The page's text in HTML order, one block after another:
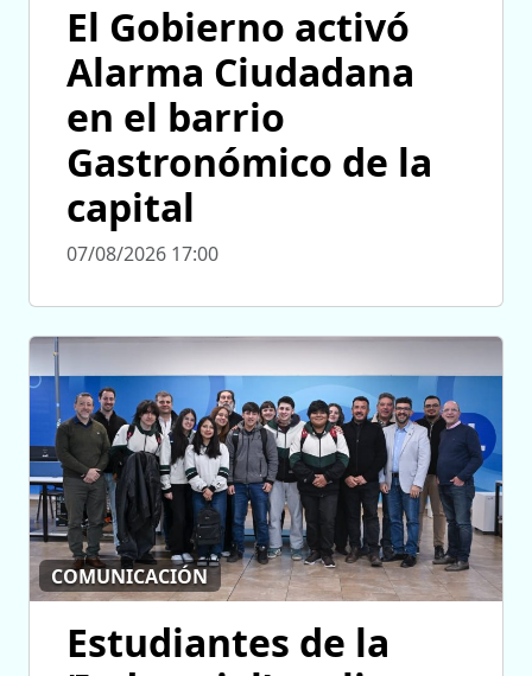
El Gobierno activó
Alarma Ciudadana
en el barrio
Gastronómico de la
capital
07/08/2026 17:00
COMUNICACIÓN
Estudiantes de la